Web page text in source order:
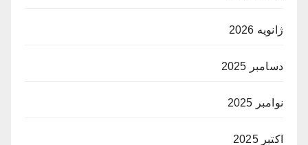
ژانویه 2026
دسامبر 2025
نوامبر 2025
اکتبر 2025